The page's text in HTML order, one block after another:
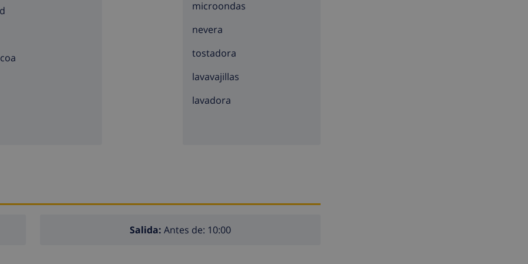
de la casa)
a menos de 10 kilómetros de la casa
microondas
nevera
tostadora
lavavajillas
lavadora
Salida: Antes de: 10:00